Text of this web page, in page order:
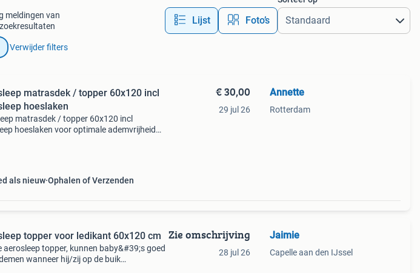
meldingen van
Lijst Foto’s
Verwijder filters
matrasdek / topper 60x120 incl
hoeslaken
matrasdek / topper 60x120 incl
hoeslaken voor optimale ademvrijheid
als nieuw Ophalen of Verzenden
€ 30,00
29 jul 26
Annette
Rotterdam
topper voor ledikant 60x120 cm
aerosleep topper, kunnen baby&#39;s goed
wanneer hij/zij op de buik
Zie omschrijving
28 jul 26
Jaimie
Capelle aan den IJssel